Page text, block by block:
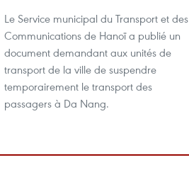
Le Service municipal du Transport et des
Communications de Hanoï a publié un
document demandant aux unités de
transport de la ville de suspendre
temporairement le transport des
passagers à Da Nang.